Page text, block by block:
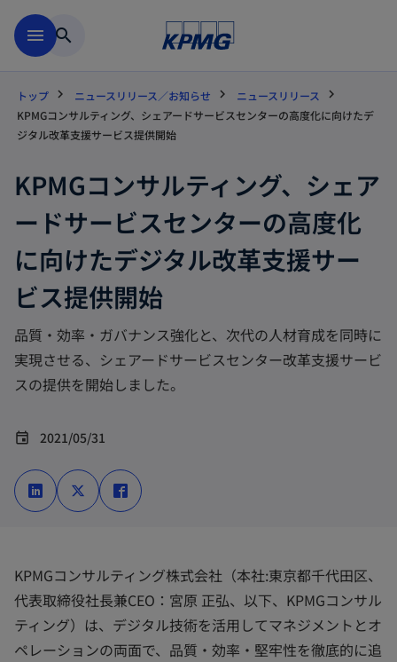
menu search
トップ ニュースリリース／お知らせ
ニュースリリース
KPMGコンサルティング、シェアードサービスセンターの高度化に向けたデ
ジタル改革支援サービス提供開始
KPMGコンサルティング、シェア
ードサービスセンターの高度化
に向けたデジタル改革支援サー
ビス提供開始
品質・効率・ガバナンス強化と、次代の人材育成を同時に
実現させる、シェアードサービスセンター改革支援サービ
スの提供を開始しました。
event 2021/05/31
新
し
い
タ
新
し
い
タ
し
い
KPMGコンサルティング株式会社（本社:東京都千代田区、
代表取締役社長兼CEO：宮原 正弘、以下、KPMGコンサル
ティング）は、デジタル技術を活用してマネジメントとオ
ペレーションの両面で、品質・効率・堅牢性を徹底的に追